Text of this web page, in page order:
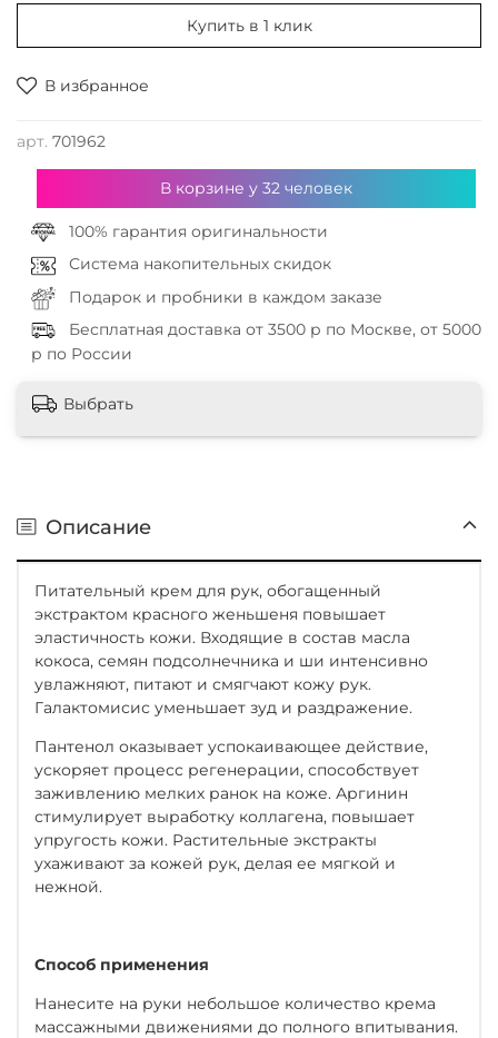
В избранное
арт. 701962
Купить в 1 клик
В корзине у 32человек
100% гарантия оригинальности
Система накопительных скидок
Подарок и пробники в каждом заказе
Бесплатная доставка от 3500 р по Москве, от 5000
р по России
Выбрать
Описание
Питательный крем для рук, обогащенный
экстрактом красного женьшеня повышает
эластичность кожи. Входящие в состав масла
кокоса, семян подсолнечника и ши интенсивно
увлажняют, питают и смягчают кожу рук.
Галактомисис уменьшает зуд и раздражение.
Пантенол оказывает успокаивающее действие,
ускоряет процесс регенерации, способствует
заживлению мелких ранок на коже. Аргинин
стимулирует выработку коллагена, повышает
упругость кожи. Растительные экстракты
ухаживают за кожей рук, делая ее мягкой и
нежной.
Способ применения
Нанесите на руки небольшое количество крема
массажными движениями до полного впитывания.